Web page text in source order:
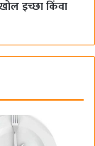
इच्छा किंवा